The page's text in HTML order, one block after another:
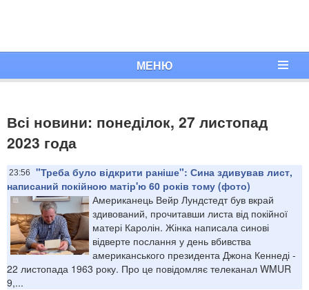
МЕНЮ
Всі новини: понеділок, 27 листопад
2023 года
23:56
"Треба було відкрити раніше": Сина здивував лист,
написаний покійною матір'ю 60 років тому (фото)
Американець Вейр Лундстедт був вкрай
здивований, прочитавши листа від покійної
матері Каролін. Жінка написала синові
відверте послання у день вбивства
американського президента Джона Кеннеді -
22 листопада 1963 року. Про це повідомляє телеканал WMUR
9,...